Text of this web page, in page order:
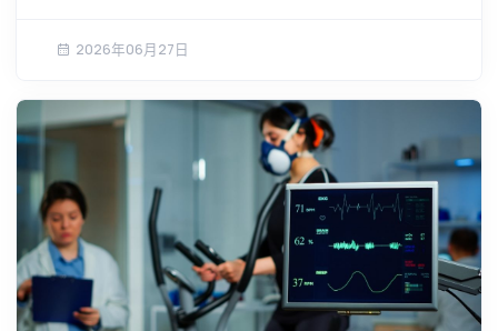
2026年06月27日